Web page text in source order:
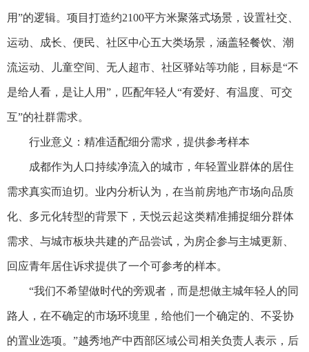
用”的逻辑。项目打造约2100平方米聚落式场景，设置社交、
运动、成长、便民、社区中心五大类场景，涵盖轻餐饮、潮
流运动、儿童空间、无人超市、社区驿站等功能，目标是“不
是给人看，是让人用”，匹配年轻人“有爱好、有温度、可交
互”的社群需求。
行业意义：精准适配细分需求，提供参考样本
成都作为人口持续净流入的城市，年轻置业群体的居住
需求真实而迫切。业内分析认为，在当前房地产市场向品质
化、多元化转型的背景下，天悦云起这类精准捕捉细分群体
需求、与城市板块共建的产品尝试，为房企参与主城更新、
回应青年居住诉求提供了一个可参考的样本。
“我们不希望做时代的旁观者，而是想做主城年轻人的同
路人，在不确定的市场环境里，给他们一个确定的、不妥协
的置业选项。”越秀地产中西部区域公司相关负责人表示，后